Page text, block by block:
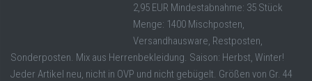
2,95 EUR Mindestabnahme: 35 Stück
Menge: 1400 Mischposten,
Versandhausware, Restposten,
Sonderposten. Mix aus Herrenbekleidung. Saison: Herbst, Winter!
Jeder Artikel neu, nicht in OVP und nicht gebügelt. Größen von Gr. 44